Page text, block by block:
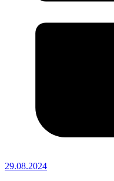
29.08.2024